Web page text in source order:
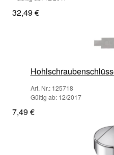
32,49 €
Art. Nr.: 125718
Gültig ab: 12/2017
7,49 €